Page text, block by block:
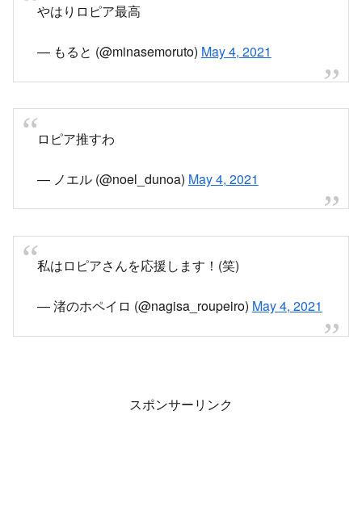
やはりロピア最高
— もると (@minasemoruto) May 4, 2021
ロピア推すわ
— ノエル (@noel_dunoa) May 4, 2021
私はロピアさんを応援します！(笑)
— 渚のホペイロ (@nagisa_roupeiro) May 4, 2021
スポンサーリンク